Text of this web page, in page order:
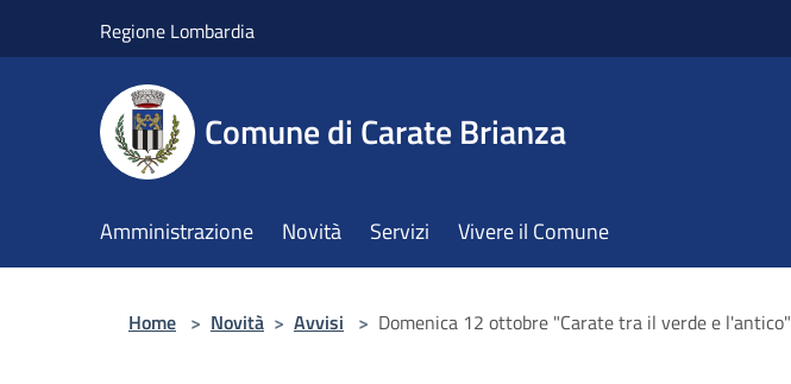
Regione Lombardia
Comune di Carate Brianza
Amministrazione Novità Servizi Vivere il Comune
Home > Novità > Avvisi > Domenica 12 ottobre "Carate tra il verde e l'antico"